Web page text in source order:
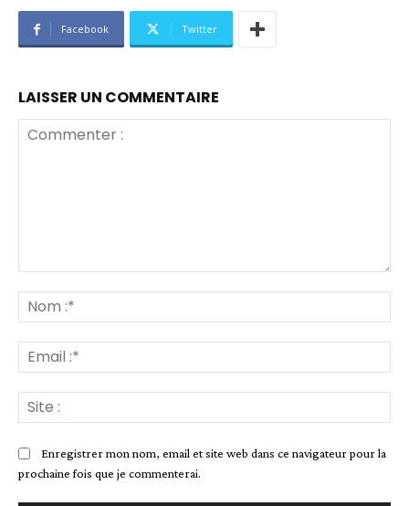
Facebook Twitter
LAISSER UN COMMENTAIRE
:*
:*
:
Enregistrer mon nom, email et site web dans ce navigateur pour la
prochaine fois que je commenterai.